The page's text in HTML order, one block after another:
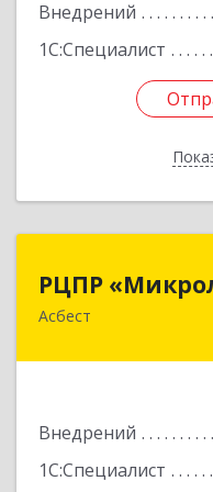
Внедрений
1С:Специалист
РЦПР
Асбест
Внедрений
1С:Специалист
624272,